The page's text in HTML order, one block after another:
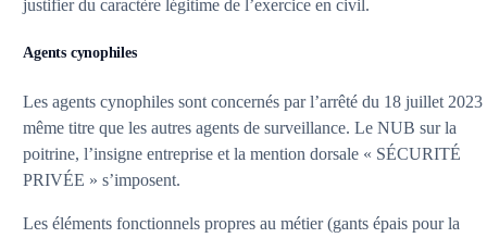
justifier du caractère légitime de l’exercice en civil.
Agents cynophiles
Les agents cynophiles sont concernés par l’arrêté du 18 juillet 2023
même titre que les autres agents de surveillance. Le NUB sur la
poitrine, l’insigne entreprise et la mention dorsale « SÉCURITÉ
PRIVÉE » s’imposent.
Les éléments fonctionnels propres au métier (gants épais pour la